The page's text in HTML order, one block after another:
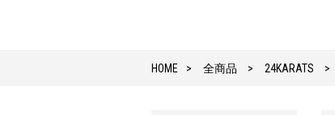
HOME 全商品 24KARATS